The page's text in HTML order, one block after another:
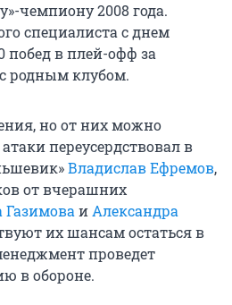
чемпиону 2008 года.
специалиста с днем
в плей-офф за
родным клубом.
но от них можно
переусердствовал в
Владислав Ефремов,
от вчерашних
ГазимоваиАлександра
их шансам остаться в
проведет
в обороне.